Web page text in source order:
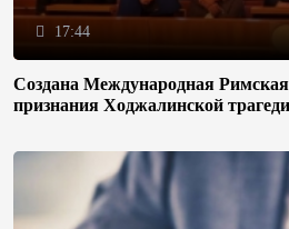
17:44
Создана Международная
признания Ходжалинской